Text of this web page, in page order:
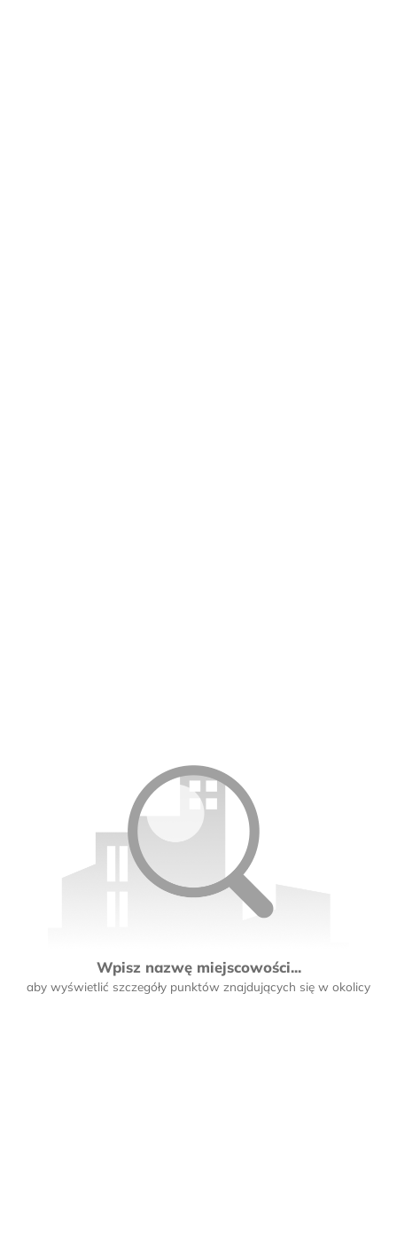
Wpisz nazwę miejscowości...
aby wyświetlić szczegóły punktów znajdujących się w okolicy